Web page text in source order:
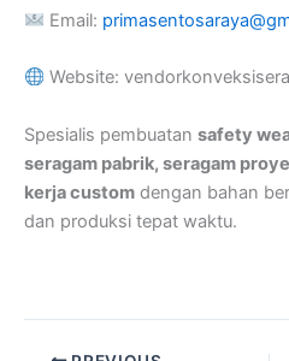
Email:
Website:
Spesialis pembuatan safety
seragam pabrik, seragam
kerja custom dengan bahan
dan produksi tepat waktu.